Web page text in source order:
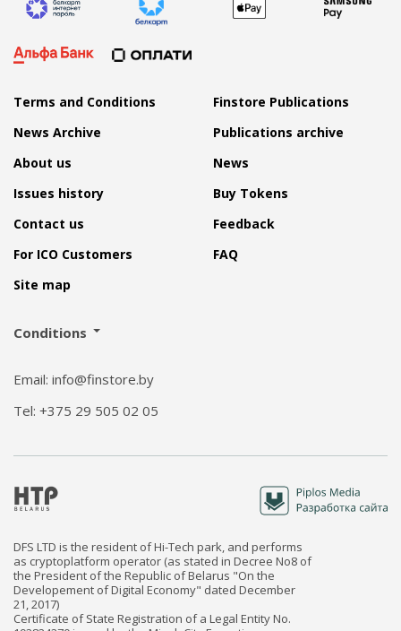
Terms and Conditions
Finstore Publications
News Archive
Publications archive
About us
News
Issues history
Buy Tokens
Contact us
Feedback
For ICO Customers
FAQ
Site map
Conditions
Email: info@finstore.by
Tel: +375 29 505 02 05
DFS LTD is the resident of Hi-Tech park, and performs
as cryptoplatform operator (as stated in Decree No8 of
the President of the Republic of Belarus "On the
Developement of Digital Economy" dated December
21, 2017)
Certificate of State Registration of a Legal Entity No.